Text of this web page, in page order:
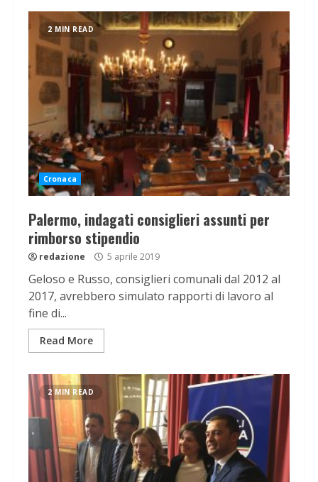
2 MIN READ
Cronaca
Palermo, indagati consiglieri assunti per
rimborso stipendio
redazione 5 aprile 2019
Geloso e Russo, consiglieri comunali dal 2012 al
2017, avrebbero simulato rapporti di lavoro al
fine di...
Read More
2 MIN READ